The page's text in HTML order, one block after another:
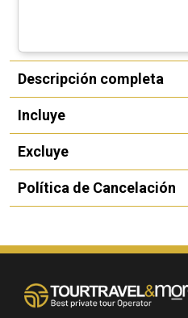
Descripción completa
Incluye
Excluye
Política de Cancelación